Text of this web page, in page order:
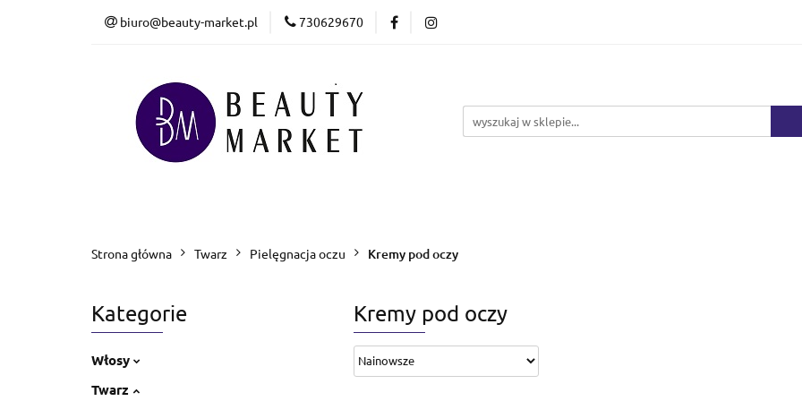
biuro@beauty-market.pl 730629670
Bestsellery
Promocje Nowości
Włosy Twarz Ciało i kąpiel
Health & Care
Strona główna Twarz Pielęgnacja oczu Kremy pod oczy
Kategorie
Włosy
Twarz
Kremy pod oczy